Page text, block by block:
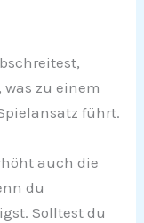
zu einem
führt.
auch die
du
Solltest du